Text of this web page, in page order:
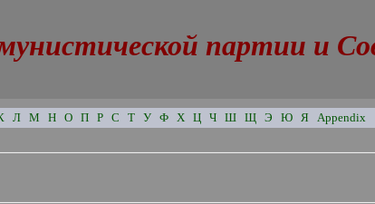
партии и
Л М Н О П Р С Т У Ф Х Ц Ч Ш Щ Э Ю Я Appendix